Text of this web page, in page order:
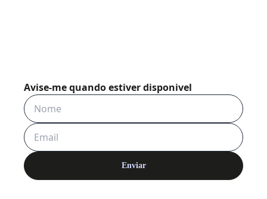
Avise-me quando estiver disponivel
Enviar